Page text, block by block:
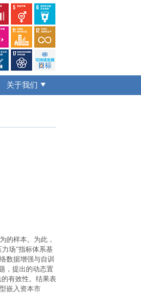
关于我们
的样本。为此，
场”指标体系基
数据增强与自训
，提出的动态置
有效性。结果表
嵌入资本市